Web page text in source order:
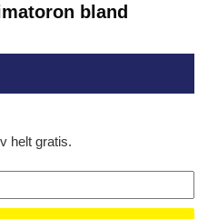
bland
helt gratis.